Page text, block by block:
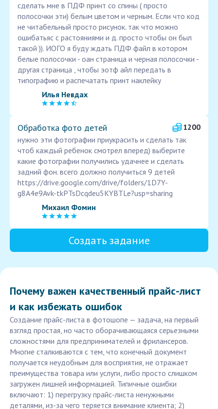
сделать мне в ПДФ принт со спины ( просто
полосочки эти) белым цветом и черным. Если что код
не читабельный просто рисунок. так что можно
ошибатьяс с растояниями и д. просто чтобы он был
такой )). ИОГО я буду ждать ПДФ файл в котором
белые полосочки - оан страница и черная полосочки -
другая страница , чтобы эотф айл передать в
типографию и распечатать принт наклейку
Илья Невдах
Обработка фото детей
1200
нужно эти фотографии приукрасить и сделать так
чтоб каждый ребенок смотрел вперед) выберите
какие фотографии получились удачнее и сделать
задний фон. всего должно получиться 9 детей
https://drive.google.com/drive/folders/1D7Y-
g8A4e9Avk-tkPTsDcqdeu5KYBTLe?usp=sharing
Михаил Фомин
Создать задание
Почему важен качественный прайс-лист
и как избежать ошибок
Создание прайс-листа в фотошопе — задача, на первый
взгляд простая, но часто оборачивающаяся серьезными
сложностями для предпринимателей и фрилансеров.
Многие сталкиваются с тем, что конечный документ
получается неудобным для восприятия, не отражает
преимущества товара или услуги, либо просто слишком
загружен лишней информацией. Типичные ошибки
включают: 1) перегрузку прайс-листа ненужными
деталями, из-за чего теряется внимание клиента; 2)